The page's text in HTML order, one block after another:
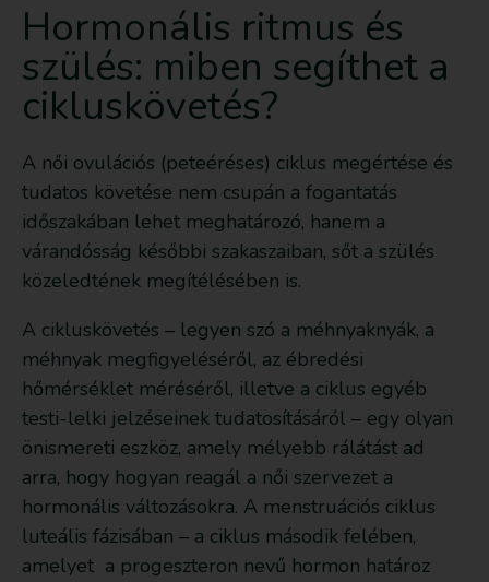
Hormonális ritmus és
szülés: miben segíthet a
cikluskövetés?
A női ovulációs (peteéréses) ciklus megértése és
tudatos követése nem csupán a fogantatás
időszakában lehet meghatározó, hanem a
várandósság későbbi szakaszaiban, sőt a szülés
közeledtének megítélésében is.
A cikluskövetés – legyen szó a méhnyaknyák, a
méhnyak megfigyeléséről, az ébredési
hőmérséklet méréséről, illetve a ciklus egyéb
testi-lelki jelzéseinek tudatosításáról – egy olyan
önismereti eszköz, amely mélyebb rálátást ad
arra, hogy hogyan reagál a női szervezet a
hormonális változásokra. A menstruációs ciklus
luteális fázisában – a ciklus második felében,
amelyet a progeszteron nevű hormon határoz